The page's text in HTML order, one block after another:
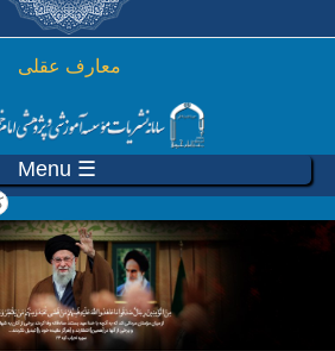
رفتن به محتوای اصلی
معارف عقلی
☰ Menu